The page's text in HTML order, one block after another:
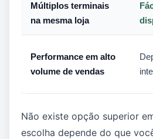
Múltiplos terminais
na mesma loja
Performance em alto
volume de vendas
Não existe opção superior
escolha depende do que